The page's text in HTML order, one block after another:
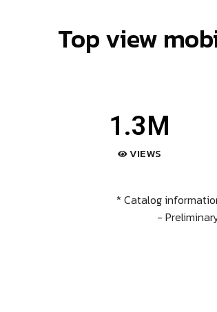
Top view
1.3M
VIEWS
* Catalog
-